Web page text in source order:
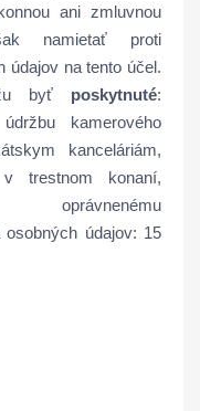
ani zmluvnou
namietať proti
údajov na tento účel.
byť poskytnuté:
kamerového
kanceláriám,
trestnom konaní,
údajov: 15